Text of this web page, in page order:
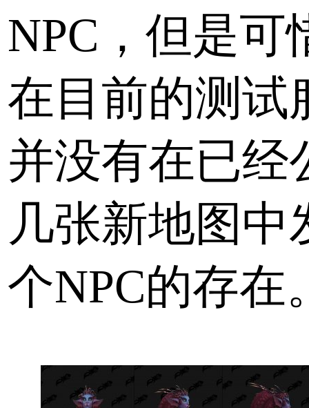
NPC，但是可
在目前的测试
并没有在已经
几张新地图中
个NPC的存在